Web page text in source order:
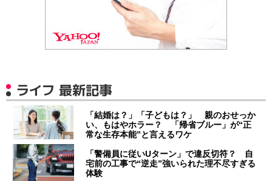
ライフ 最新記事
「結婚は？」「子どもは？」 親のおせっか
い、もはやホラー？ 「帰省ブルー」が“正
常な生存本能”と言えるワケ
「警備員に従いUターン」で違反切符？ 自
宅前の工事で“逆走”強いられた理不尽すぎる
体験